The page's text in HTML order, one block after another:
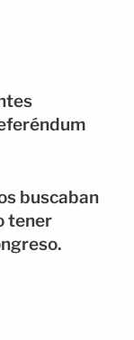
buscaban
tener